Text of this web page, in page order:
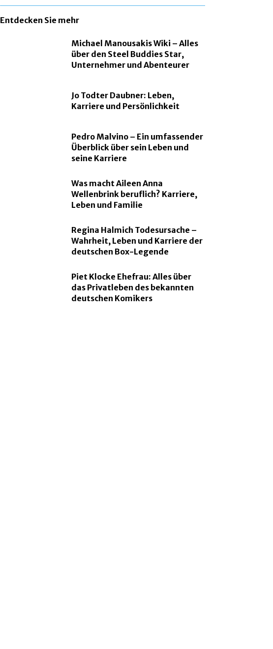
Entdecken Sie mehr
Michael Manousakis Wiki – Alles
über den Steel Buddies Star,
Unternehmer und Abenteurer
Jo Todter Daubner: Leben,
Karriere und Persönlichkeit
Pedro Malvino – Ein umfassender
Überblick über sein Leben und
seine Karriere
Was macht Aileen Anna
Wellenbrink beruflich? Karriere,
Leben und Familie
Regina Halmich Todesursache –
Wahrheit, Leben und Karriere der
deutschen Box-Legende
Piet Klocke Ehefrau: Alles über
das Privatleben des bekannten
deutschen Komikers